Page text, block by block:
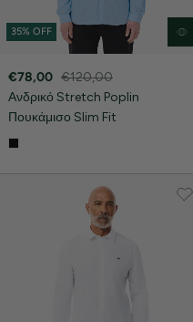
35% OFF
€78,00 €120,00
Ανδρικό Stretch Poplin
Πουκάμισο Slim Fit